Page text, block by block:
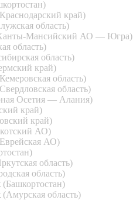
край)
область)
Мансийский АО — Югра)
область)
область)
край)
область)
область)
Осетия — Алания)
край)
край)
АО)
АО)
область)
область)
(Башкортостан)
(Амурская область)